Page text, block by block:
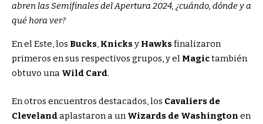
abren las Semifinales del Apertura 2024, ¿cuándo, dónde y a
qué hora ver?
En el Este, los Bucks, Knicksy Hawksfinalizaron
primeros en sus respectivos grupos, y el Magictambién
obtuvo una Wild Card.
En otros encuentros destacados, los Cavaliers de
Clevelandaplastaron a unWizards de Washington en